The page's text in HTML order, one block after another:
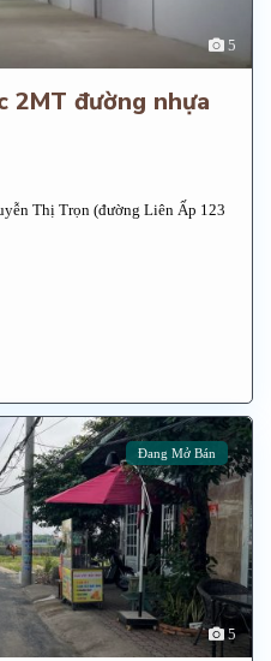
5
2MT đường nhựa
Thị Trọn (đường Liên Ấp 123
5
Đang Mở Bán